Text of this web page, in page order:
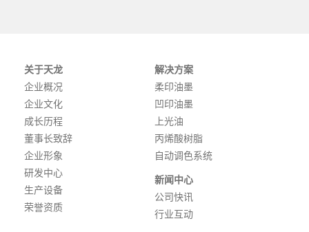
关于天龙
企业概况
企业文化
成长历程
董事长致辞
企业形象
研发中心
生产设备
荣誉资质
解决方案
柔印油墨
凹印油墨
上光油
丙烯酸树脂
自动调色系统
新闻中心
公司快讯
行业互动